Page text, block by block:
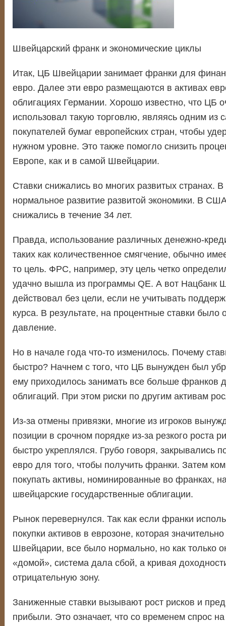
Швейцарский франк и экономические циклы
Итак, ЦБ Швейцарии занимает франки для
евро. Далее эти евро размещаются в активах
облигациях Германии. Хорошо известно, что ЦБ
использовал такую торговлю, являясь одним из
покупателей бумаг европейских стран, чтобы
нужном уровне. Это также помогло снизить
Европе, как и в самой Швейцарии.
Ставки снижались во многих развитых странах.
нормальное развитие развитой экономики. В
снижались в течение 34 лет.
Правда, использование различных денежно-
таких как количественное смягчение, обычно
то цель. ФРС, например, эту цель четко
удачно вышла из программы QE. А вот Нацбанк
действовал без цели, если не учитывать
курса. В результате, на процентные ставки было
давление.
Но в начале года что-то изменилось. Почему
быстро? Начнем с того, что ЦБ вынужден был
ему приходилось занимать все больше франков
облигаций. При этом риски по другим активам
Из-за отмены привязки, многие из игроков
позиции в срочном порядке из-за резкого роста
быстро укреплялся. Грубо говоря, закрывались
евро для того, чтобы получить франки. Затем
покупать активы, номинированные во франках,
швейцарские государственные облигации.
Рынок перевернулся. Так как если франки
покупки активов в еврозоне, которая
Швейцарии, все было нормально, но как только
«домой», система дала сбой, а кривая
отрицательную зону.
Заниженные ставки вызывают рост рисков и
прибыли. Это означает, что со временем спрос